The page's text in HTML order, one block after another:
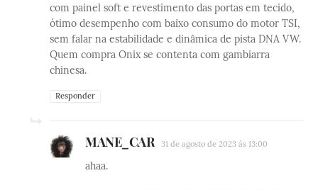
com painel soft e revestimento das portas em tecido,
ótimo desempenho com baixo consumo do motor TSI,
sem falar na estabilidade e dinâmica de pista DNA VW.
Quem compra Onix se contenta com gambiarra
chinesa.
Responder
MANE_CAR 31 de agosto de 2023 às 13:00
ahaa.